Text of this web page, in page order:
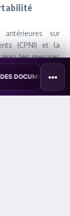
sur
(CPNI) et la
les mesures
moyens de
et la fraude au
• TAÏWAN TESTE
•••